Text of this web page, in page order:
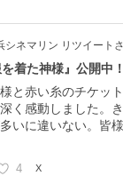
シネマリン リツイート
着た神様』公開中！
と赤い糸のチケッ
く感動しました。
いに違いない。皆
4 X